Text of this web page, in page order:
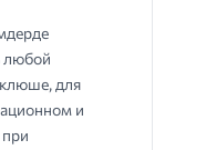
любой
для
и